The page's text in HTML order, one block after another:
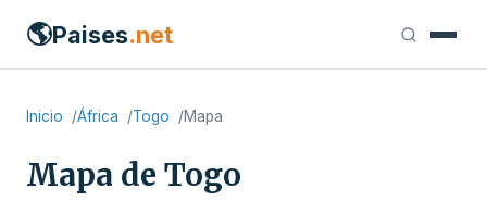
🌎Paises.net
Inicio África Togo Mapa
Mapa de Togo